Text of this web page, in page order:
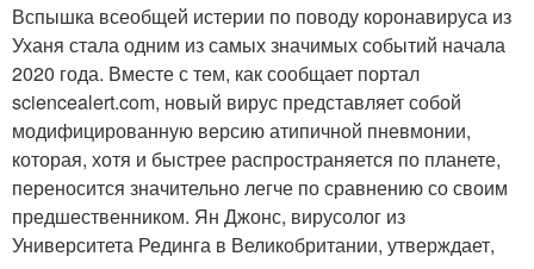
Вспышка всеобщей истерии по поводу коронавируса из
Уханя стала одним из самых значимых событий начала
2020 года. Вместе с тем, как сообщает портал
sciencealert.com, новый вирус представляет собой
модифицированную версию атипичной пневмонии,
которая, хотя и быстрее распространяется по планете,
переносится значительно легче по сравнению со своим
предшественником. Ян Джонс, вирусолог из
Университета Рединга в Великобритании, утверждает,